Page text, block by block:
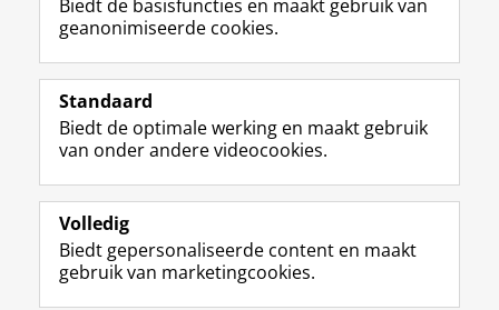
Volg de RUG
F
a
e
b
o
p
a
L
i
k
e
I
-
p
R
S
-
f
e
R
I
n
t
r
m
Y
o
T
e
k
Studiekiezers
Alumni
Over ons
Biedt de basisfuncties en maakt gebruik van
geanonimiseerde cookies.
Standaard
Biedt de optimale werking en maakt gebruik
van onder andere videocookies.
Volledig
Biedt gepersonaliseerde content en maakt
gebruik van marketingcookies.